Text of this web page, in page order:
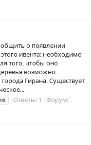
о появлении
ивента: необходимо
того, чтобы оно
возможно
Гирана. Существует
Ответы: 1
Форум: